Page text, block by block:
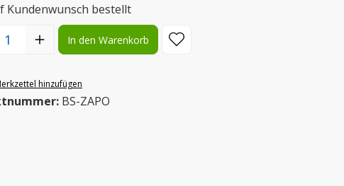
Kundenwunsch bestellt
Anzahl: Gib den gewünschten Wert ein oder benutze die
In den Warenkorb
hinzufügen
BS-ZAPO